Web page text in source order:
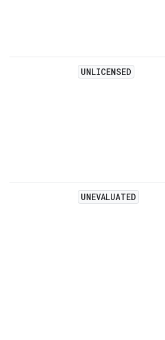
UNLICENSED
UNEVALUATED